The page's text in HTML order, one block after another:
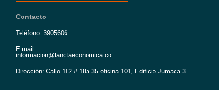
Contacto
Teléfono: 3905606
E:mail:
informacion@lanotaeconomica.co
Dirección: Calle 112 # 18a 35 oficina 101, Edificio Jumaca 3